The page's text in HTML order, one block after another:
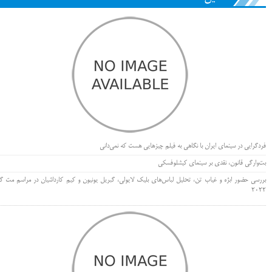
فردگرایی در سینمای ایران با نگاهی به فیلم چیزهایی هست که نمی‌دانی
بت‌وارگی قانون، نقدی بر سینمای کیشلوفسکی
بررسی حضور ابژه و غیاب تن، تحلیل لباس‌های بلیک لایولی، گبریل یونیون و کیم کارداشیان در مراسم مت
۲۰۲۲